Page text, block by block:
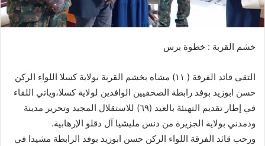
ك
ت
و
ا
خشم القربة : خطوة برس
التقى قائد الفرقة ( ١١) مشاه بخشم القربة بولاية كسلا اللواء الركن
حسن ابوزيد بوفد رابطة الصحفيين الوافدين لولاية كسلا،وياتي اللقاء
في إطار تقديم التهنئة بالعيد (٦٩) للاستقلال المجيد وتحرير مدينة
ودمدني بولاية الجزيرة من دنس مليشيا آل دقلو الإرهابية.
ورحب قائد الفرقة اللواء الركن حسن ابوزيد بوفد الرابطة مشيدا في